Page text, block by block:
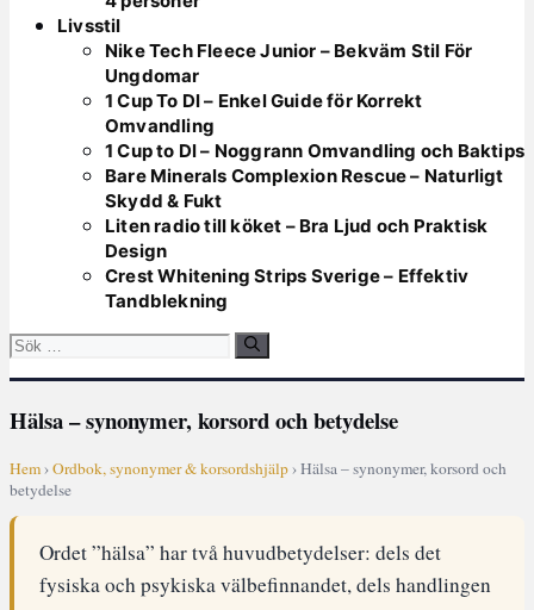
Livsstil
Nike Tech Fleece Junior – Bekväm Stil För
Ungdomar
1 Cup To Dl – Enkel Guide för Korrekt
Omvandling
1 Cup to Dl – Noggrann Omvandling och Baktips
Bare Minerals Complexion Rescue – Naturligt
Skydd & Fukt
Liten radio till köket – Bra Ljud och Praktisk
Design
Crest Whitening Strips Sverige – Effektiv
Tandblekning
Sök
Hälsa – synonymer, korsord och betydelse
Hem›Ordbok, synonymer & korsordshjälp› Hälsa – synonymer, korsord och
betydelse
Ordet ”hälsa” har två huvudbetydelser: dels det
fysiska och psykiska välbefinnandet, dels handlingen